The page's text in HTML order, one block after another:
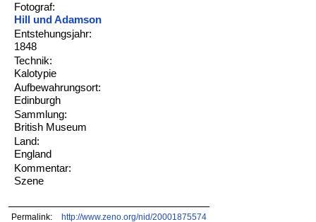
Fotograf:
Hill und Adamson
Entstehungsjahr:
1848
Technik:
Kalotypie
Aufbewahrungsort:
Edinburgh
Sammlung:
British Museum
Land:
England
Kommentar:
Szene
Permalink:
http://www.zeno.org/nid/20001875574